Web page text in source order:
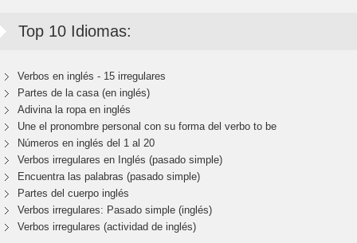
Top 10 Idiomas:
Verbos en inglés - 15 irregulares
Partes de la casa (en inglés)
Adivina la ropa en inglés
Une el pronombre personal con su forma del verbo to be
Números en inglés del 1 al 20
Verbos irregulares en Inglés (pasado simple)
Encuentra las palabras (pasado simple)
Partes del cuerpo inglés
Verbos irregulares: Pasado simple (inglés)
Verbos irregulares (actividad de inglés)